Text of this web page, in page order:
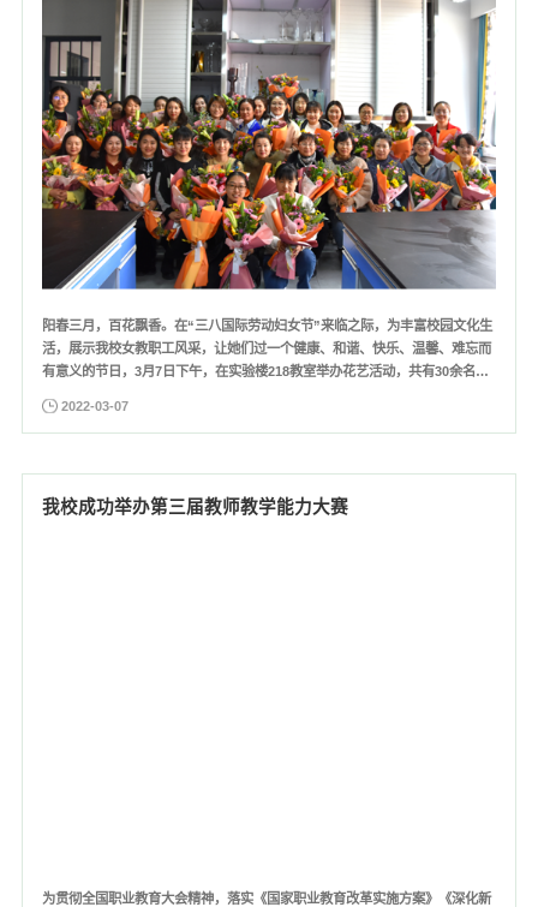
阳春三月，百花飘香。在“三八国际劳动妇女节”来临之际，为丰富校园文化生
活，展示我校女教职工风采，让她们过一个健康、和谐、快乐、温馨、难忘而
有意义的节日，3月7日下午，在实验楼218教室举办花艺活动，共有30余名女
作。她从花束的基本类型、颜色的意义以及制作花束前的一些准备工作做了详
2022-03-07
我校成功举办第三届教师教学能力大赛
为贯彻全国职业教育大会精神，落实《国家职业教育改革实施方案》《深化新